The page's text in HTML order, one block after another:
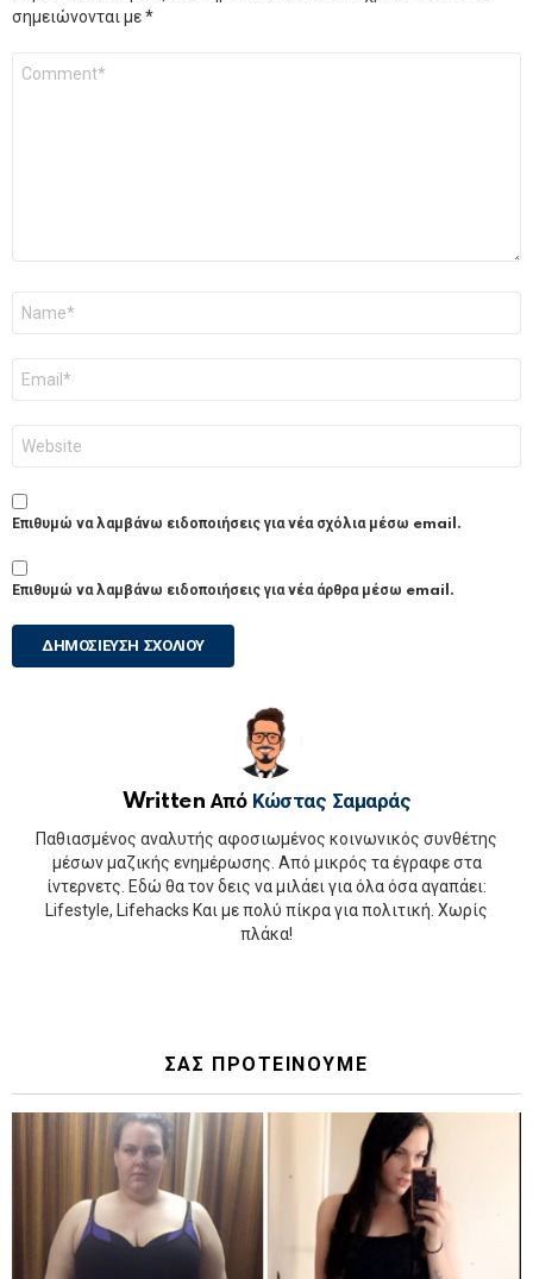
σημειώνονται με*
Επιθυμώ να λαμβάνω ειδοποιήσεις για νέα σχόλια μέσω email.
Επιθυμώ να λαμβάνω ειδοποιήσεις για νέα άρθρα μέσω email.
Written Από Κώστας Σαμαράς
Παθιασμένος αναλυτής αφοσιωμένος κοινωνικός συνθέτης
μέσων μαζικής ενημέρωσης. Από μικρός τα έγραφε στα
ίντερνετς. Εδώ θα τον δεις να μιλάει για όλα όσα αγαπάει:
Lifestyle, Lifehacks Και με πολύ πίκρα για πολιτική. Χωρίς
πλάκα!
ΣΑΣ ΠΡΟΤΕΙΝΟΥΜΕ